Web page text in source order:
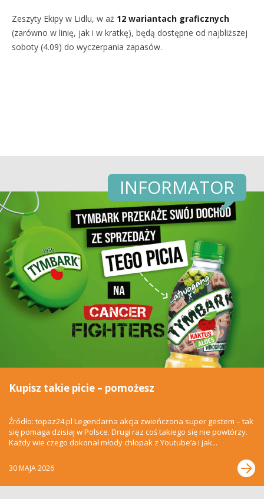
Zeszyty Ekipy w Lidlu, w aż 12 wariantach graficznych
(zarówno w linię, jak i w kratkę), będą dostępne od najbliższej
soboty (4.09) do wyczerpania zapasów.
INFORMATOR
Kupisz takie picie – pomożesz
Źródło: topaz24.pl Legendarna akcja zwieńczona super gestem – tak
się pomaga dzisiaj w Polsce. Drugi raz coś takiego się nie powtórzy.
Każdy wie czego dokonał młody chłopak z Youtube’a i jak...
30 MAJA 2026